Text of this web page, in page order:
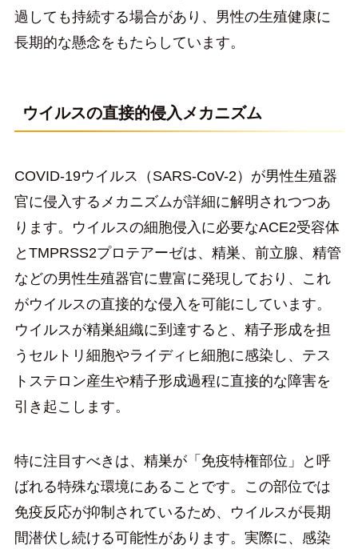
過しても持続する場合があり、男性の生殖健康に
長期的な懸念をもたらしています。
ウイルスの直接的侵入メカニズム
COVID-19ウイルス（SARS-CoV-2）が男性生殖器
官に侵入するメカニズムが詳細に解明されつつあ
ります。ウイルスの細胞侵入に必要なACE2受容体
とTMPRSS2プロテアーゼは、精巣、前立腺、精管
などの男性生殖器官に豊富に発現しており、これ
がウイルスの直接的な侵入を可能にしています。
ウイルスが精巣組織に到達すると、精子形成を担
うセルトリ細胞やライディヒ細胞に感染し、テス
トステロン産生や精子形成過程に直接的な障害を
引き起こします。
特に注目すべきは、精巣が「免疫特権部位」と呼
ばれる特殊な環境にあることです。この部位では
免疫反応が抑制されているため、ウイルスが長期
間潜伏し続ける可能性があります。実際に、感染